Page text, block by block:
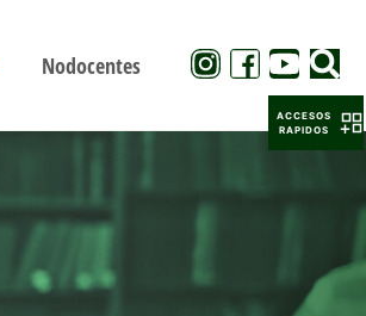
Nodocentes
ACCESOS
RAPIDOS